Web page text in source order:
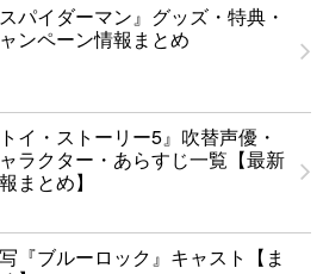
スパイダーマン』グッズ・特典・
ンペーン情報まとめ
トイ・ストーリー5』吹替声優・
ラクター・あらすじ一覧【最新
まとめ】
『ブルーロック』キャスト【ま